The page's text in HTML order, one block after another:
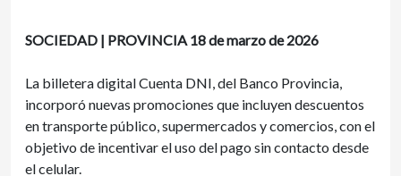
SOCIEDAD | PROVINCIA 18 de marzo de 2026
La billetera digital Cuenta DNI, del Banco Provincia,
incorporó nuevas promociones que incluyen descuentos
en transporte público, supermercados y comercios, con el
objetivo de incentivar el uso del pago sin contacto desde
el celular.